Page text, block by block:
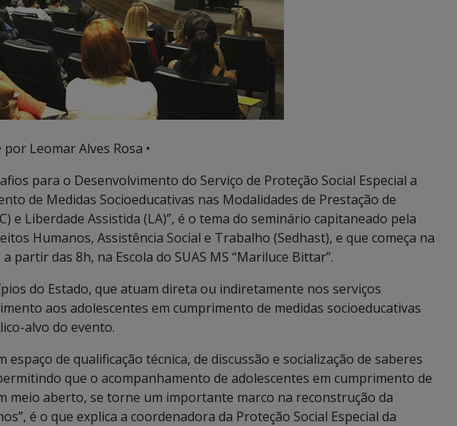
por Leomar Alves Rosa •
para o Desenvolvimento do Serviço de Proteção Social Especial a
de Medidas Socioeducativas nas Modalidades de Prestação de
e Liberdade Assistida (LA)”, é o tema do seminário capitaneado pela
Humanos, Assistência Social e Trabalho (Sedhast), e que começa na
partir das 8h, na Escola do SUAS MS “Mariluce Bittar”.
do Estado, que atuam direta ou indiretamente nos serviços
aos adolescentes em cumprimento de medidas socioeducativas
alvo do evento.
espaço de qualificação técnica, de discussão e socialização de saberes
que o acompanhamento de adolescentes em cumprimento de
meio aberto, se torne um importante marco na reconstrução da
é o que explica a coordenadora da Proteção Social Especial da